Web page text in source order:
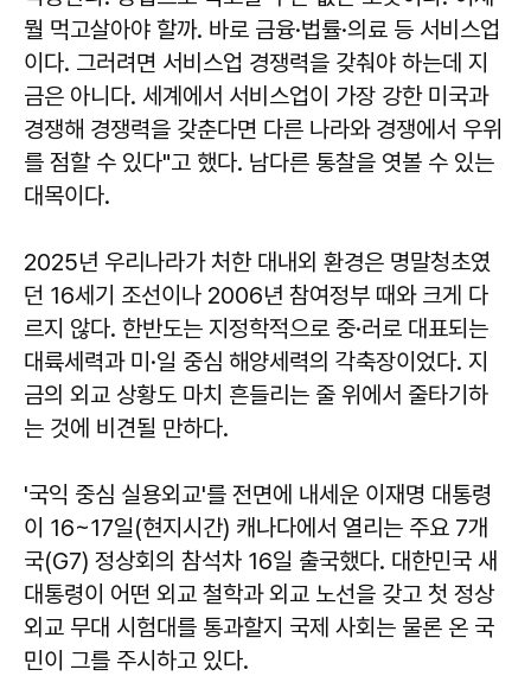
뭘 먹고살아야 할까. 바로 금융·법률·의료 등 서비스업
이다. 그러려면 서비스업 경쟁력을 갖춰야 하는데 지
금은 아니다. 세계에서 서비스업이 가장 강한 미국과
경쟁해 경쟁력을 갖춘다면 다른 나라와 경쟁에서 우위
를 점할 수 있다"고 했다. 남다른 통찰을 엿볼 수 있는
대목이다.
2025년 우리나라가 처한 대내외 환경은 명말청초였
던 16세기 조선이나 2006년 참여정부 때와 크게 다
르지 않다. 한반도는 지정학적으로 중·러로 대표되는
대륙세력과 미·일 중심 해양세력의 각축장이었다. 지
금의 외교 상황도 마치 흔들리는 줄 위에서 줄타기하
는 것에 비견될 만하다.
'국익 중심 실용외교'를 전면에 내세운 이재명 대통령
이 16~17일(현지시간) 캐나다에서 열리는 주요 7개
국(G7) 정상회의 참석차 16일 출국했다. 대한민국 새
대통령이 어떤 외교 철학과 외교 노선을 갖고 첫 정상
외교 무대 시험대를 통과할지 국제 사회는 물론 온 국
민이 그를 주시하고 있다.